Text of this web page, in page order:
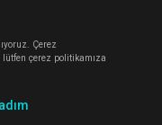
Çerez
çerez politikamıza